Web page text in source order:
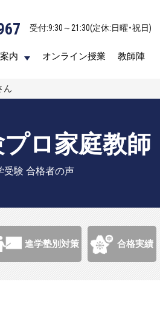
受付:9:30～21:30(定休:日曜・祝日)
内 オンライン授業 教師陣
受付:9:30～21:30(定休:日曜・祝日)
内 オンライン授業 教師陣
ん
ロ家庭教師
受験 合格者の声
進学塾別対策 合格実績